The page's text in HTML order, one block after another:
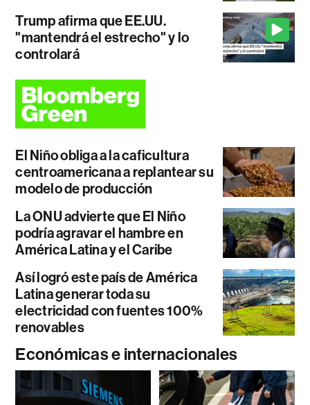
Trump afirma que EE.UU.
"mantendrá el estrecho" y lo
controlará
El Niño obliga a la caficultura
centroamericana a replantear su
modelo de producción
La ONU advierte que El Niño
podría agravar el hambre en
América Latina y el Caribe
Así logró este país de América
Latina generar toda su
electricidad con fuentes 100%
renovables
Económicas e internacionales